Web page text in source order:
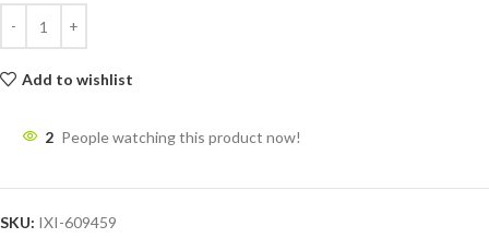
Add to wishlist
2 People watching this product now!
SKU: IXI-609459